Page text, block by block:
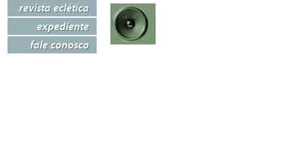
revista eclética
expediente
fale conosco